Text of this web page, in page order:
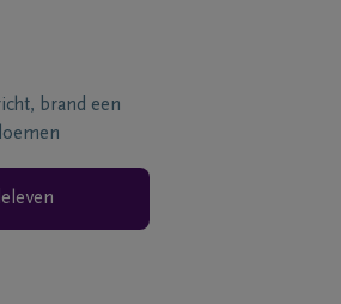
brand een